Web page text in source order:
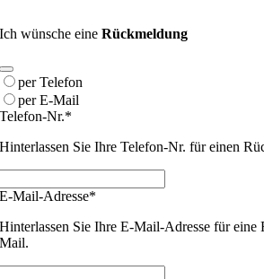
Ich wünsche eineRückmeldung
per Telefon
per E-Mail
Telefon-Nr.*
Hinterlassen Sie Ihre Telefon-Nr. für einen
E-Mail-Adresse*
Hinterlassen Sie Ihre E-Mail-Adresse für eine
Mail.